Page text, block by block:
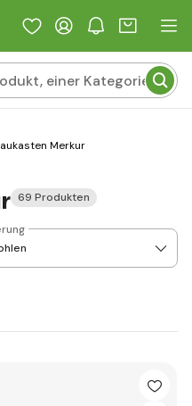
Merkur
69 Produkten